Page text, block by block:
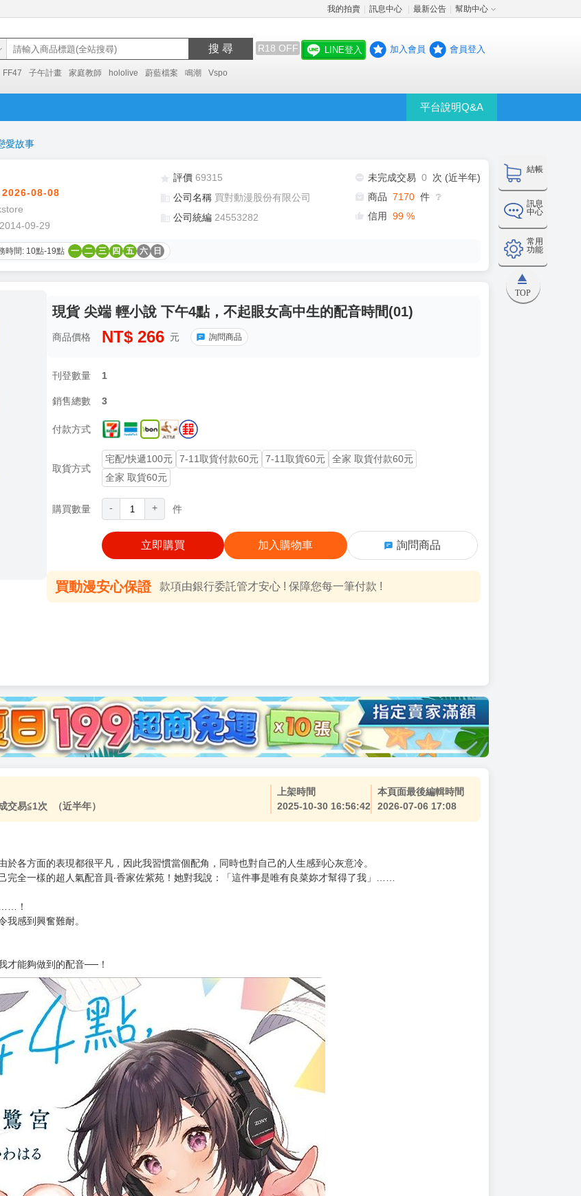
我的拍賣 訊息中心 最新公告 幫助中心
搜 尋 R18 OFF
FF47 子午計畫 家庭教師 hololive 蔚藍檔案 鳴潮 Vspo
LINE登入 加入會員 會員登入
平台說明Q&A
結帳
訊息
中心
常用
功能
TOP
愛故事
2026-08-08
2014-09-29
評價 69315
公司名稱 買對動漫股份有限公司
公司統編 24553282
未完成交易 0
次 (近半年)
商品 7170 件 ❔
信用 99 %
時間: 10點-19點 一 二 三 四 五 六 日
現貨 尖端 輕小說 下午4點，不起眼女高中生的配音時間(01)
商品價格 NT$ 266 元 詢問商品
刊登數量 1
銷售總數 3
付款方式
取貨方式
宅配/快遞100元 7-11取貨付款60元 7-11取貨60元
全家 取貨付款60元
全家 取貨60元
購買數量 - + 件
立即購買 加入購物車 詢問商品
買動漫安心保證 款項由銀行委託管才安心 ! 保障您每一筆付款 !
》
於各方面的表現都很平凡，因此我習慣當個配角，同時也對自己的人生感到心灰意冷。
完全一樣的超人氣配音員‧香家佐紫苑！她對我說：「這件事是唯有良菜妳才幫得了我」……
！
我感到興奮難耐。
才能夠做到的配音──！